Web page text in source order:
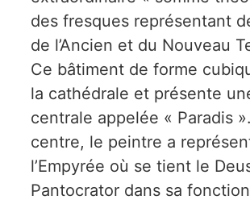
des fresques représentant
de l’Ancien et du Nouveau
Ce bâtiment de forme
la cathédrale et présente
centrale appelée « Paradis
centre, le peintre a
l’Empyrée où se tient le
Pantocrator dans sa fonction